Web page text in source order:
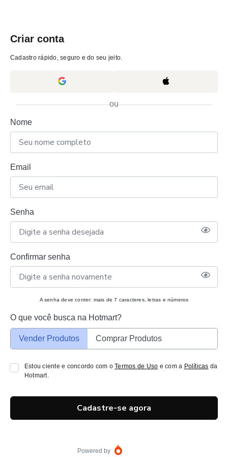
Criar conta
Cadastro rápido, seguro e do seu jeito.
ou
Nome
Email
Senha
Confirmar senha
A senha deve conter: mais de 7 caracteres, letras e números
O que você busca na Hotmart?
Vender Produtos Comprar Produtos
Estou ciente e concordo com oTermos de Uso e com a Políticas da
Hotmart.
Cadastre-se agora
Powered by